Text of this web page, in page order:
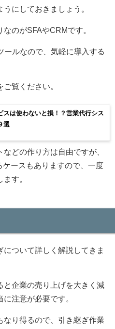
にしておきましょう。
のがSFAやCRMです。
ールなので、気軽に導入する
覧ください。
スは使わないと損！？営業代行シス
選
どの作り方は自由ですが、
ースもありますので、一度
す。
ついて詳しく解説してきま
と企業の売り上げを大きく減
注意が必要です。
なり得るので、引き継ぎ作業